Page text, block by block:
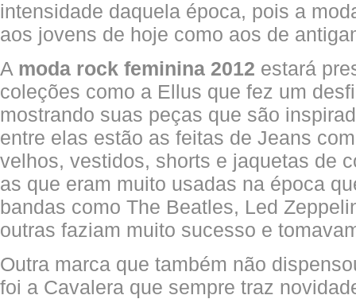
intensidade daquela época, pois a
aos jovens de hoje como aos de
A moda rock feminina 2012 estará
coleções como a Ellus que fez um
mostrando suas peças que são
entre elas estão as feitas de Jeans
velhos, vestidos, shorts e jaquetas de
as que eram muito usadas na época
bandas como The Beatles, Led
outras faziam muito sucesso e
Outra marca que também não
foi a Cavalera que sempre traz